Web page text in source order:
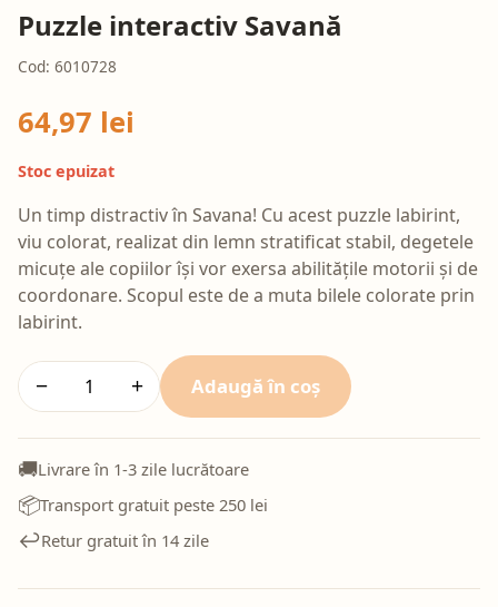
Puzzle interactiv Savană
Cod: 6010728
64,97 lei
Stoc epuizat
Un timp distractiv în Savana! Cu acest puzzle labirint,
viu colorat, realizat din lemn stratificat stabil, degetele
micuțe ale copiilor își vor exersa abilitățile motorii și de
coordonare. Scopul este de a muta bilele colorate prin
labirint.
− + Adaugă în coș
🚚Livrare în 1-3 zile lucrătoare
📦Transport gratuit peste 250 lei
↩️Retur gratuit în 14 zile